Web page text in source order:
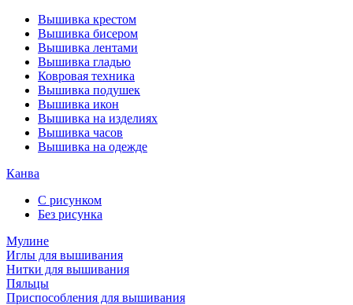
Вышивка крестом
Вышивка бисером
Вышивка лентами
Вышивка гладью
Ковровая техника
Вышивка подушек
Вышивка икон
Вышивка на изделиях
Вышивка часов
Вышивка на одежде
Канва
С рисунком
Без рисунка
Мулине
Иглы для вышивания
Нитки для вышивания
Пяльцы
Приспособления для вышивания